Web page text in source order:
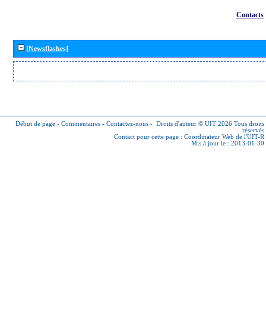
Contacts
[Newsflashes]
Début de page - Commentaires - Contactez-nous - Droits d'auteur © UIT 2026 Tous droits
réservés
Contact pour cette page : Coordinateur Web de l'UIT-R
Mis à jour le : 2013-01-30